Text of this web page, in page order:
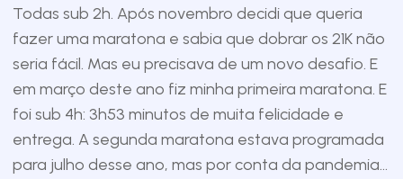
Todas sub 2h. Após novembro decidi que queria
fazer uma maratona e sabia que dobrar os 21K não
seria fácil. Mas eu precisava de um novo desafio. E
em março deste ano fiz minha primeira maratona. E
foi sub 4h: 3h53 minutos de muita felicidade e
entrega. A segunda maratona estava programada
para julho desse ano, mas por conta da pandemia…